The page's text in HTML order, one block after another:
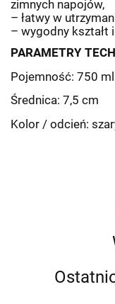
zimnych napojów,
– łatwy w
– wygodny kształt
PARAMETRY
Pojemność: 750 ml
Średnica: 7,5 cm
Kolor / odcień: